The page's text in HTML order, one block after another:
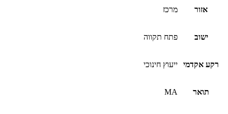
אזור מרכז
ישוב פתח תקווה
רקע אקדמי ייעוץ חינוכי
תואר MA